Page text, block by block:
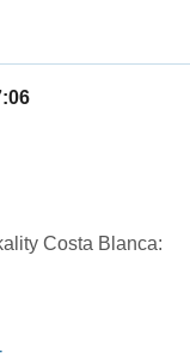
Costa Blanca: